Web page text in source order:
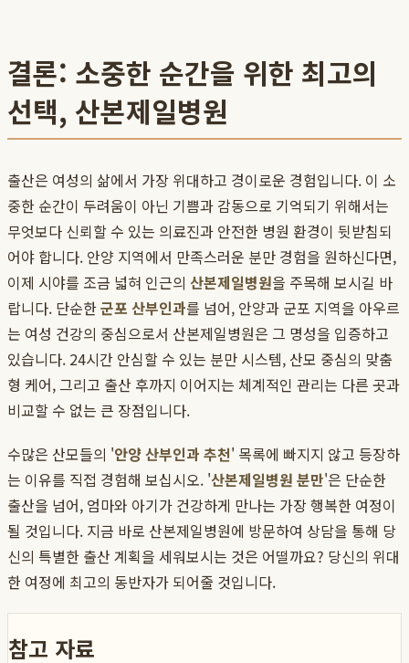
결론: 소중한 순간을 위한 최고의
선택, 산본제일병원
출산은 여성의 삶에서 가장 위대하고 경이로운 경험입니다. 이 소
중한 순간이 두려움이 아닌 기쁨과 감동으로 기억되기 위해서는
무엇보다 신뢰할 수 있는 의료진과 안전한 병원 환경이 뒷받침되
어야 합니다. 안양 지역에서 만족스러운 분만 경험을 원하신다면,
이제 시야를 조금 넓혀 인근의 산본제일병원을 주목해 보시길 바
랍니다. 단순한군포 산부인과를 넘어, 안양과 군포 지역을 아우르
는 여성 건강의 중심으로서 산본제일병원은 그 명성을 입증하고
있습니다. 24시간 안심할 수 있는 분만 시스템, 산모 중심의 맞춤
형 케어, 그리고 출산 후까지 이어지는 체계적인 관리는 다른 곳과
비교할 수 없는 큰 장점입니다.
수많은 산모들의 '안양 산부인과 추천' 목록에 빠지지 않고 등장하
는 이유를 직접 경험해 보십시오. '산본제일병원 분만'은 단순한
출산을 넘어, 엄마와 아기가 건강하게 만나는 가장 행복한 여정이
될 것입니다. 지금 바로 산본제일병원에 방문하여 상담을 통해 당
신의 특별한 출산 계획을 세워보시는 것은 어떨까요? 당신의 위대
한 여정에 최고의 동반자가 되어줄 것입니다.
참고 자료